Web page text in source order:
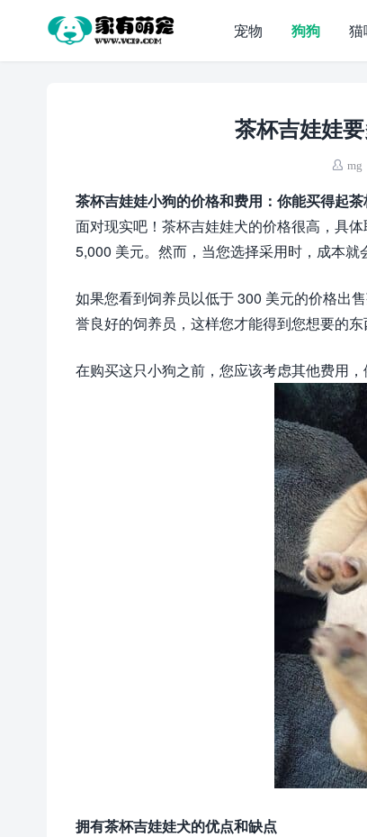
宠物 狗狗 猫
茶杯吉娃娃
mg
茶杯吉娃娃小狗的价格和费用：你能买得起茶
面对现实吧！茶杯吉娃娃犬的价格很高，具
5,000 美元。然而，当您选择采用时，成本就
如果您看到饲养员以低于 300 美元的价格出
誉良好的饲养员，这样您才能得到您想要的东
在购买这只小狗之前，您应该考虑其他费用
拥有茶杯吉娃娃犬的优点和缺点